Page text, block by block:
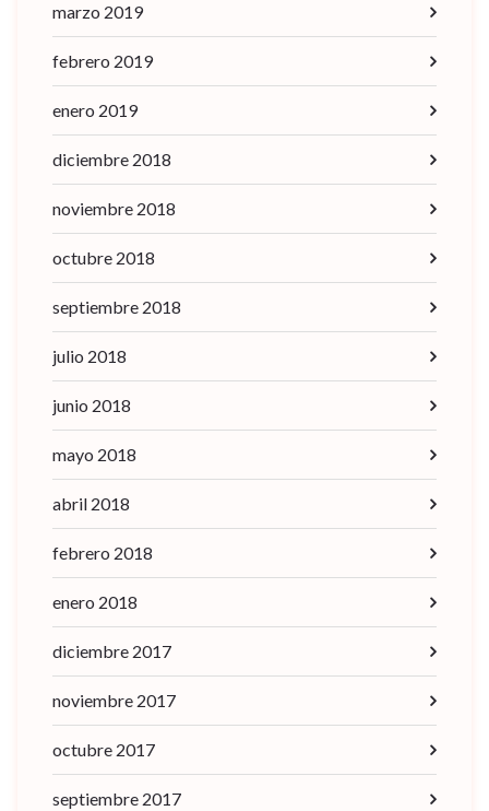
marzo 2019
febrero 2019
enero 2019
diciembre 2018
noviembre 2018
octubre 2018
septiembre 2018
julio 2018
junio 2018
mayo 2018
abril 2018
febrero 2018
enero 2018
diciembre 2017
noviembre 2017
octubre 2017
septiembre 2017